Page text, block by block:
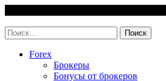
content
Найти:
Forex
Брокеры
Бонусы от брокеров